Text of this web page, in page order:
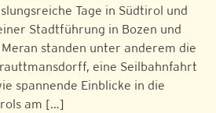
Tage in Südtirol und
Stadtführung in Bozen und
standen unter anderem die
eine Seilbahnfahrt
spannende Einblicke in die
am […]